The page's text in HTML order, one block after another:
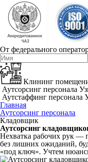
От федерального
Клининг
Аутсорсинг персонала
Аутстаффинг персонала
Главная
Аутсорсинг персонала
Кладовщик
Аутсорсинг
Нехватка рабочих рук —
без лишних ожиданий,
«под ключ». Учтем